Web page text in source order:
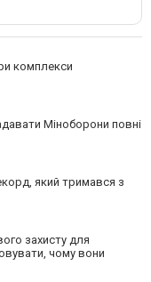
комплекси
Міноборони повні
який тримався з
захисту для
чому вони